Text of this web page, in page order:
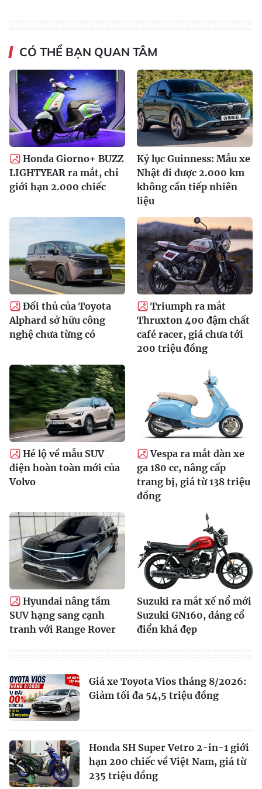
CÓ THỂ BẠN QUAN TÂM
Honda Giorno+ BUZZ
LIGHTYEAR ra mắt, chỉ
giới hạn 2.000 chiếc
Kỷ lục Guinness: Mẫu xe
Nhật đi được 2.000 km
không cần tiếp nhiên
liệu
Đối thủ của Toyota
Alphard sở hữu công
nghệ chưa từng có
Triumph ra mắt
Thruxton 400 đậm chất
café racer, giá chưa tới
200 triệu đồng
Hé lộ về mẫu SUV
điện hoàn toàn mới của
Volvo
Vespa ra mắt dàn xe
ga 180 cc, nâng cấp
trang bị, giá từ 138 triệu
đồng
Hyundai nâng tầm
SUV hạng sang cạnh
tranh với Range Rover
Suzuki ra mắt xế nổ mới
Suzuki GN160, dáng cổ
điển khá đẹp
Giá xe Toyota Vios tháng 8/2026:
Giảm tối đa 54,5 triệu đồng
Honda SH Super Vetro 2-in-1 giới
hạn 200 chiếc về Việt Nam, giá từ
235 triệu đồng